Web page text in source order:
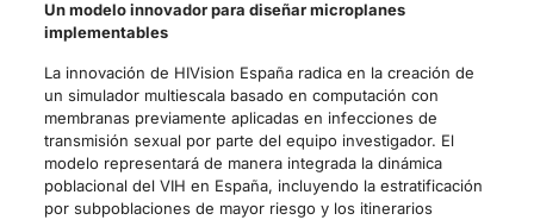
Un modelo innovador para diseñar microplanes
implementables
La innovación de HIVision España radica en la creación de
un simulador multiescala basado en computación con
membranas previamente aplicadas en infecciones de
transmisión sexual por parte del equipo investigador. El
modelo representará de manera integrada la dinámica
poblacional del VIH en España, incluyendo la estratificación
por subpoblaciones de mayor riesgo y los itinerarios